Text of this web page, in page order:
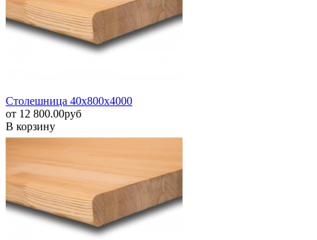
Столешница 40х800х4000
от 12 800.00pуб
В корзину